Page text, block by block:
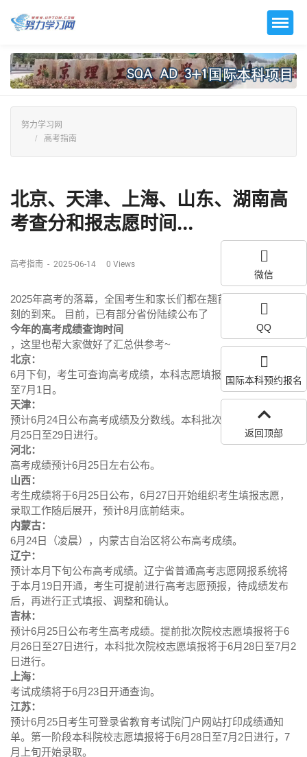
努力学习网
高考指南
北京、天津、上海、山东、湖南高
考查分和报志愿时间...
高考指南 - 2025-06-14 0 Views
2025年高考的落幕，全国考生和家长们都在翘首以盼着查分时
刻的到来。 目前，已有部分省份陆续公布了
今年的高考成绩查询时间
，这里也帮大家做好了汇总供参考~
北京：
6月下旬，考生可查询高考成绩，本科志愿填报时间为6月27日
至7月1日。
天津：
预计6月24日公布高考成绩及分数线。本科批次志愿填报将于6
月25日至29日进行。
河北：
高考成绩预计6月25日左右公布。
山西：
考生成绩将于6月25日公布，6月27日开始组织考生填报志愿，
录取工作随后展开，预计8月底前结束。
内蒙古：
6月24日（凌晨），内蒙古自治区将公布高考成绩。
辽宁：
预计本月下旬公布高考成绩。辽宁省普通高考志愿网报系统将
于本月19日开通，考生可提前进行高考志愿预报，待成绩发布
后，再进行正式填报、调整和确认。
吉林：
预计6月25日公布考生高考成绩。提前批次院校志愿填报将于6
月26日至27日进行，本科批次院校志愿填报将于6月28日至7月2
日进行。
上海：
考试成绩将于6月23日开通查询。
江苏：
预计6月25日考生可登录省教育考试院门户网站打印成绩通知
单。第一阶段本科院校志愿填报将于6月28日至7月2日进行，7
月上旬开始录取。
微信
QQ
国际本科预约报名
返回顶部